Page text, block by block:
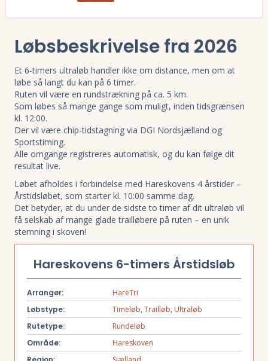
Løbsbeskrivelse fra 2026
Et 6-timers ultraløb handler ikke om distance, men om at
løbe så langt du kan på 6 timer.
Ruten vil være en rundstrækning på ca. 5 km.
Som løbes så mange gange som muligt, inden tidsgrænsen
kl. 12:00.
Der vil være chip-tidstagning via DGI Nordsjælland og
Sportstiming.
Alle omgange registreres automatisk, og du kan følge dit
resultat live.
Løbet afholdes i forbindelse med Hareskovens 4 årstider –
Årstidsløbet, som starter kl. 10:00 samme dag.
Det betyder, at du under de sidste to timer af dit ultraløb vil
få selskab af mange glade trailløbere på ruten – en unik
stemning i skoven!
Hareskovens 6-timers Årstidsløb
Arrangør:
HareTri
Løbstype:
Timeløb,Trailløb, Ultraløb
Rutetype:
Rundeløb
Område:
Hareskoven